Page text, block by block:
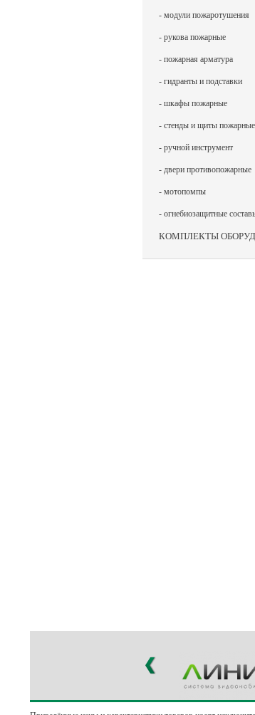
- модули пожаротушения
- рукова пожарные
- пожарная арматура
- гидранты и подставки
- шкафы пожарные
- стенды и щиты пожарные
- ручной инструмент
- двери противопожарные
- мотопомпы
- огнебиозащитные
КОМПЛЕКТЫ